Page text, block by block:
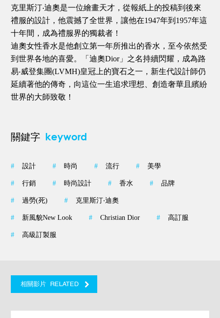
克里斯汀‧迪奧是一位繪畫天才，從報紙上的投稿到後來
禮服的設計，他震撼了全世界，讓他在1947年到1957年這
十年間，成為禮服界的獨裁者！
迪奧女性香水是他創立第一年所推出的香水，至今依然受
到世界各地的喜愛。「迪奧Dior」之名持續閃耀，成為路
易‧威登集團(LVMH)皇冠上的寶石之一，新生代設計師仍
延續著他的傳奇，向這位一生追求理想、創造奢華且繽紛
世界的大師致敬！
關鍵字 keyword
# 設計 # 時尚 # 流行 # 美學
# 行銷 # 時尚設計 # 香水 # 品牌
# 過勞(死) # 克里斯汀‧迪奧
# 新風貌New Look # Christian Dior # 高訂服
# 高級訂製服
相關影片 RELATED